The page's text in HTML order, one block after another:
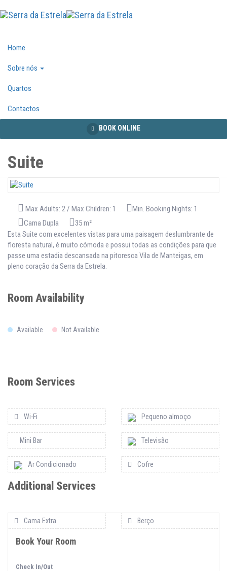
Home
Sobre nós
Quartos
Contactos
BOOK ONLINE
Suite
Max Adults: 2 / Max Children: 1
Min. Booking Nights: 1
Cama Dupla
35 m²
Esta Suite com excelentes vistas para uma paisagem deslumbrante de
floresta natural, é muito cómoda e possui todas as condições para que
passe uma estadia descansada na pitoresca Vila de Manteigas, em
pleno coração da Serra da Estrela.
Room Availability
Available Not Available
Room Services
Wi-Fi Pequeno almoço
Mini Bar Televisão
Ar Condicionado Cofre
Additional Services
Cama Extra Berço
Book Your Room
Check In/Out